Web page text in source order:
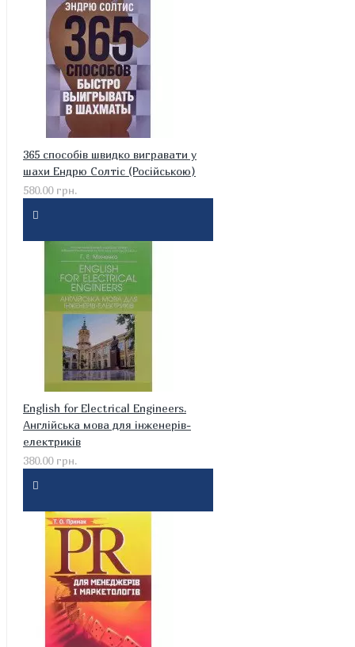
365 способів швидко вигравати у
шахи Ендрю Солтіс (Російською)
580.00 грн.
English for Electrical Engineers.
Англійська мова для інженерів-
електриків
380.00 грн.